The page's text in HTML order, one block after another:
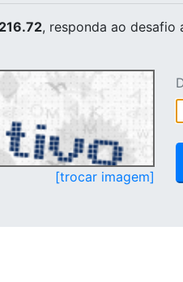
, responda ao desafio
[trocar imagem]